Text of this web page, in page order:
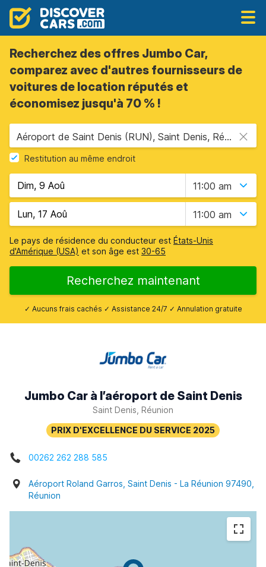
Recherchez des offres Jumbo Car,
comparez avec d'autres fournisseurs de
voitures de location réputés et
économisez jusqu'à 70 % !
Aéroport de Saint Denis (RUN), Saint Denis, Réunion
Restitution au même endroit
11:00 am
11:00 am
Le pays de résidence du conducteur est États-Unis
d'Amérique (USA) et son âge est 30-65
Recherchez maintenant
✓ Aucuns frais cachés ✓ Assistance 24/7 ✓ Annulation gratuite
Jumbo Car à l’aéroport de Saint Denis
Saint Denis, Réunion
00262 262 288 585
Aéroport Roland Garros, Saint Denis - La Réunion 97490,
Réunion